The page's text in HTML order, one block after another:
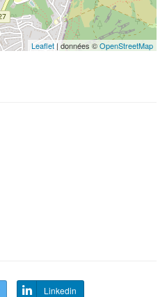
Leaflet | données ©OpenStreetMap
Linkedin